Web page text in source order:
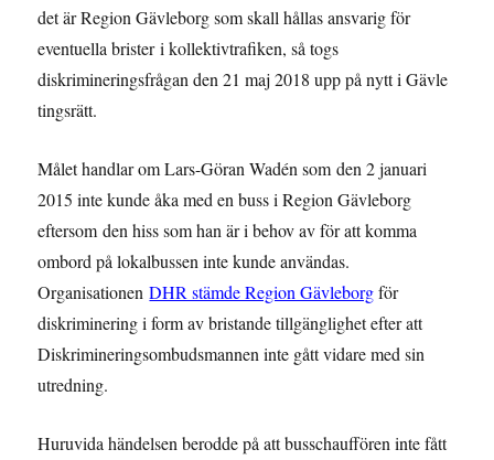
det är Region Gävleborg som skall hållas ansvarig för
eventuella brister i kollektivtrafiken, så togs
diskrimineringsfrågan den 21 maj 2018 upp på nytt i Gävle
tingsrätt.
Målet handlar om Lars-Göran Wadén som den 2 januari
2015 inte kunde åka med en buss i Region Gävleborg
eftersom den hiss som han är i behov av för att komma
ombord på lokalbussen inte kunde användas.
OrganisationenDHR stämde Region Gävleborgför
diskriminering i form av bristande tillgänglighet efter att
Diskrimineringsombudsmannen inte gått vidare med sin
utredning.
Huruvida händelsen berodde på att busschauffören inte fått